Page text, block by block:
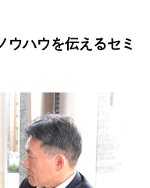
ウハウを伝えるセミ